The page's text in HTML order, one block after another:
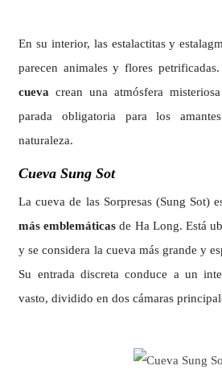
En su interior, las estalactitas y
parecen animales y flores
cueva crean una atmósfera
parada obligatoria para los
naturaleza.
Cueva Sung Sot
La cueva de las Sorpresas (Sung Sot)
más emblemáticas de Ha Long. Está
y se considera la cueva más grande y
Su entrada discreta conduce a un
vasto, dividido en dos cámaras